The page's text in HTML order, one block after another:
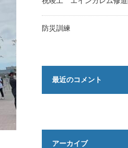
防災訓練
最近のコメント
アーカイブ